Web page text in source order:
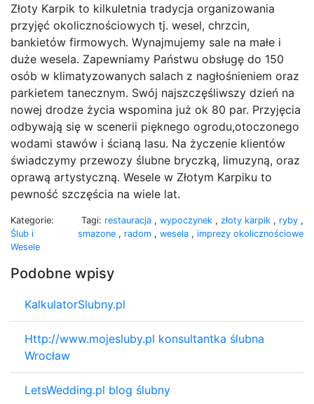
Złoty Karpik to kilkuletnia tradycja organizowania
przyjęć okolicznościowych tj. wesel, chrzcin,
bankietów firmowych. Wynajmujemy sale na małe i
duże wesela. Zapewniamy Państwu obsługę do 150
osób w klimatyzowanych salach z nagłośnieniem oraz
parkietem tanecznym. Swój najszczęśliwszy dzień na
nowej drodze życia wspomina już ok 80 par. Przyjęcia
odbywają się w scenerii pięknego ogrodu,otoczonego
wodami stawów i ścianą lasu. Na życzenie klientów
świadczymy przewozy ślubne bryczką, limuzyną, oraz
oprawą artystyczną. Wesele w Złotym Karpiku to
pewność szczęścia na wiele lat.
Kategorie:
Ślub i
Wesele
Tagi: restauracja , wypoczynek , złoty karpik , ryby ,
smazone , radom , wesela , imprezy okolicznościowe
Podobne wpisy
KalkulatorSlubny.pl
Http://www.mojesluby.pl konsultantka ślubna
Wrocław
LetsWedding.pl blog ślubny